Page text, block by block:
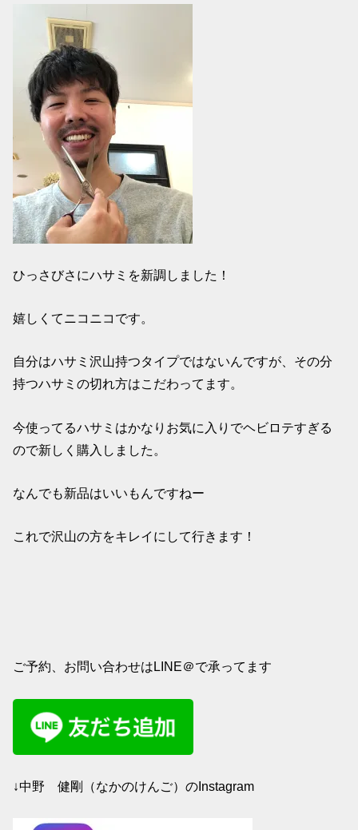
ひっさびさにハサミを新調しました！
嬉しくてニコニコです。
自分はハサミ沢山持つタイプではないんですが、その分
持つハサミの切れ方はこだわってます。
今使ってるハサミはかなりお気に入りでヘビロテすぎる
ので新しく購入しました。
なんでも新品はいいもんですねー
これで沢山の方をキレイにして行きます！
ご予約、お問い合わせはLINE＠で承ってます
↓中野 健剛（なかのけんご）のInstagram